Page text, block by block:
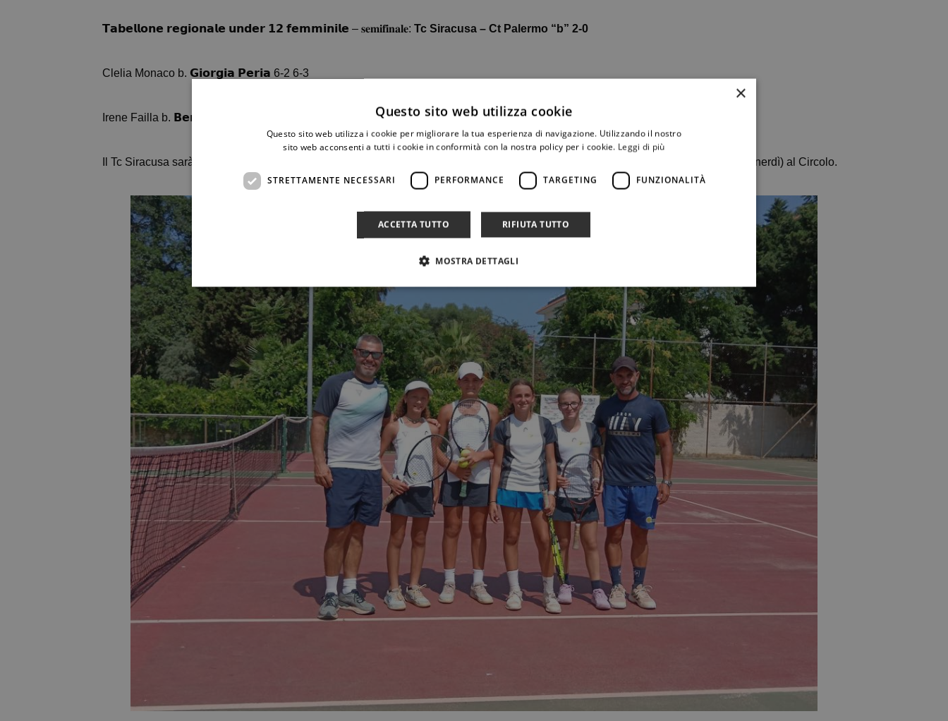
𝗧𝗮𝗯𝗲𝗹𝗹𝗼𝗻𝗲 𝗿𝗲𝗴𝗶𝗼𝗻𝗮𝗹𝗲 𝘂𝗻𝗱𝗲𝗿 𝟭𝟮 𝗳𝗲𝗺𝗺𝗶𝗻𝗶𝗹𝗲 – 𝐬𝐞𝐦𝐢𝐟𝐢𝐧𝐚𝐥𝐞: Tc Siracusa – Ct Palermo “b” 2-0
Clelia Monaco b. 𝗚𝗶𝗼𝗿𝗴𝗶𝗮 𝗣𝗲𝗿𝗶𝗮 6-2 6-3
Irene Failla b. 𝗕𝗲𝗻𝗲𝗱𝗲𝘁𝘁𝗮 𝗠𝗶𝗻𝗲𝗼 6-2 6-1
Il Tc Siracusa sarà l’avversaria del 𝗖𝘁 𝗣𝗮𝗹𝗲𝗿𝗺𝗼 “𝗮” nella finale che assegnerà lo scudetto. Ultimo atto in programma giorno 20 (venerdì) al Circolo.
×
Questo sito web utilizza cookie
Questo sito web utilizza i cookie per migliorare la tua esperienza di navigazione. Utilizzando il nostro
sito web acconsenti a tutti i cookie in conformità con la nostra policy per i cookie. Leggi di più
STRETTAMENTE NECESSARI PERFORMANCE TARGETING FUNZIONALITÀ
ACCETTA TUTTO RIFIUTA TUTTO
MOSTRA DETTAGLI